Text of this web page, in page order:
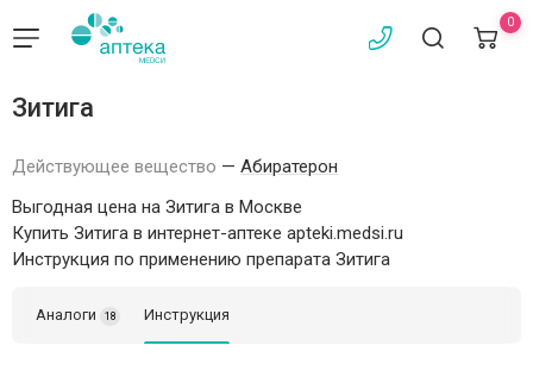
0
Зитига
Действующее вещество — Абиратерон
Выгодная цена на Зитига в Москве
Купить Зитига в интернет-аптеке apteki.medsi.ru
Инструкция по применению препарата Зитига
Аналоги 18 Инструкция